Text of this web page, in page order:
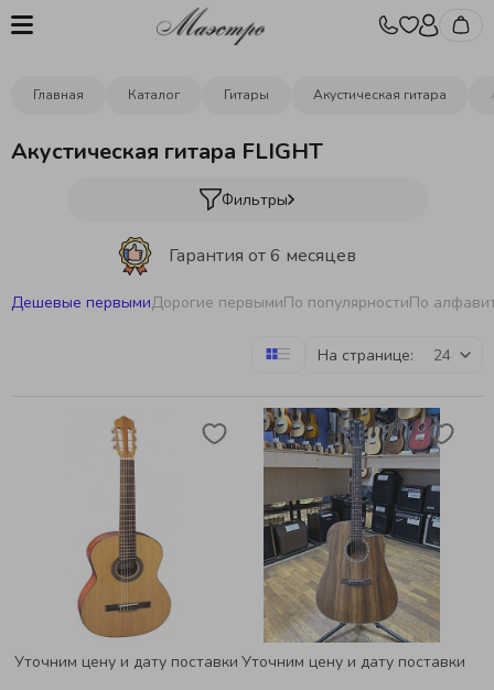
Главная Каталог Гитары Акустическая гитара
Акустическая гитара FLIGHT
Фильтры
Гарантия от 6 месяцев
от 10000р.
Дешевые первымиДорогие первымиПо популярностиПо
На странице:
Уточним цену и дату поставки Уточним цену и дату поставки